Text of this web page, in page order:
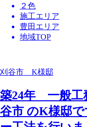
２色
施工エリア
豊田エリア
地域TOP
刈谷市 K様邸
築24年 一般工
谷市 のK様邸